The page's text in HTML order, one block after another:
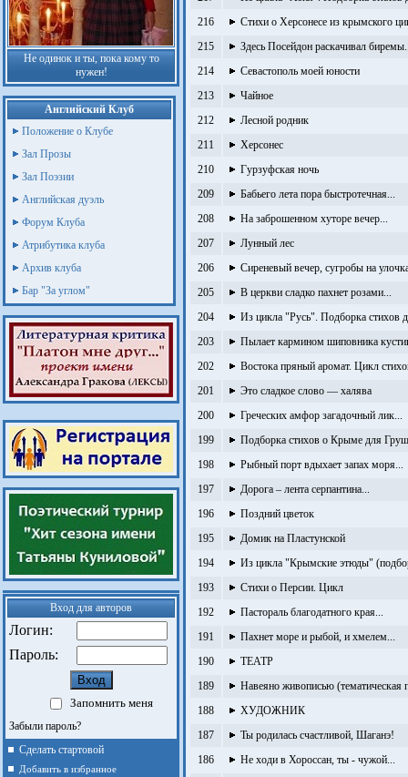
Не одинок и ты, пока кому то
нужен!
Английский Клуб
Положение о Клубе
Зал Прозы
Зал Поэзии
Английская дуэль
Форум Клуба
Атрибутика клуба
Архив клуба
Бар "За углом"
Вход для авторов
Логин:
Пароль:
Запомнить меня
Забыли пароль?
Сделать стартовой
Добавить в избранное
216
Стихи о Херсонесе из крымского
215
Здесь Посейдон раскачивал
214
Севастополь моей юности
213
Чайное
212
Лесной родник
211
Херсонес
210
Гурзуфская ночь
209
Бабьего лета пора быстротечная...
208
На заброшенном хуторе вечер...
207
Лунный лес
206
Сиреневый вечер, сугробы на
205
В церкви сладко пахнет розами...
204
Из цикла "Русь". Подборка стихов
203
Пылает кармином шиповника
202
Востока пряный аромат. Цикл
201
Это сладкое слово — халява
200
Греческих амфор загадочный лик...
199
Подборка стихов о Крыме для
198
Рыбный порт вдыхает запах моря...
197
Дорога – лента серпантина...
196
Поздний цветок
195
Домик на Пластунской
194
Из цикла "Крымские этюды"
193
Стихи о Персии. Цикл
192
Пастораль благодатного края...
191
Пахнет море и рыбой, и хмелем...
190
ТЕАТР
189
Навеяно живописью (тематическая
188
ХУДОЖНИК
187
Ты родилась счастливой, Шаганэ!
186
Не ходи в Хороссан, ты - чужой...